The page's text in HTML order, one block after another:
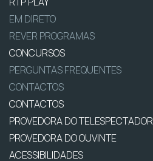
EM DIRETO
REVER PROGRAMAS
CONCURSOS
PERGUNTAS FREQUENTES
CONTACTOS
CONTACTOS
PROVEDORA DO TELESPECTADOR
PROVEDORA DO OUVINTE
ACESSIBILIDADES